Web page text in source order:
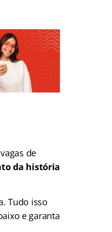
de
da história
Tudo isso
e garanta